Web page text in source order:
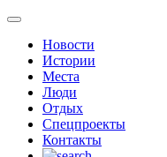
Новости
Истории
Места
Люди
Отдых
Спецпроекты
Контакты